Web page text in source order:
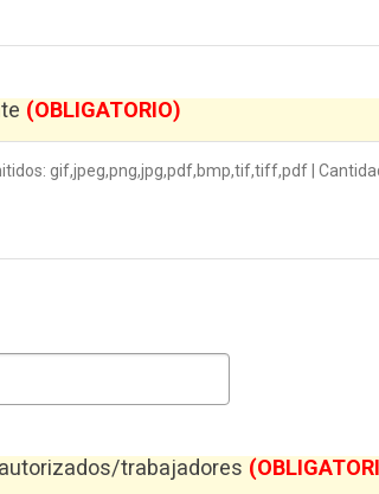
(OBLIGATORIO)
gif,jpeg,png,jpg,pdf,bmp,tif,tiff,pdf |
trabajadores